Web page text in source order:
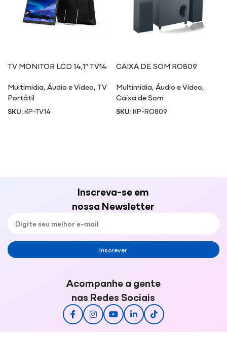
TV MONITOR LCD 14,1” TV14
Multimidia,Áudio e Video,TV
Portátil
SKU:KP-TV14
CAIXA DE SOM RO809
Multimidia,Áudio e Video,
Caixa de Som
SKU:KP-RO809
Inscreva-se em
nossa Newsletter
Inscrever
Acompanhe a gente
nas Redes Sociais